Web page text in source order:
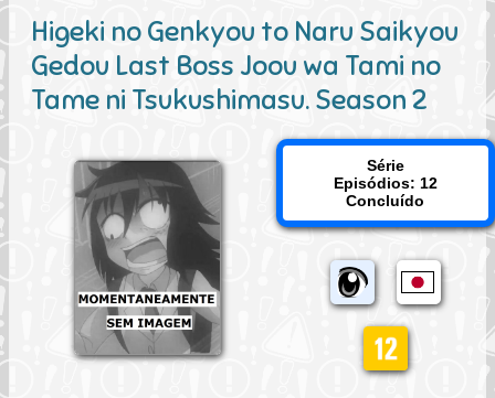
Higeki no Genkyou to Naru Saikyou
Gedou Last Boss Joou wa Tami no
Tame ni Tsukushimasu. Season 2
Série
Episódios: 12
Concluído